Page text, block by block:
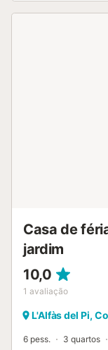
Casa de
jardim
10,0
1 avaliação
L'Alfàs del Pi,
6 pess. 3 quartos